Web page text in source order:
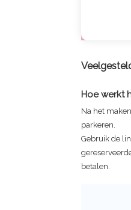
Hoe werkt
Na het
parkeren.
Gebruik de
betalen.